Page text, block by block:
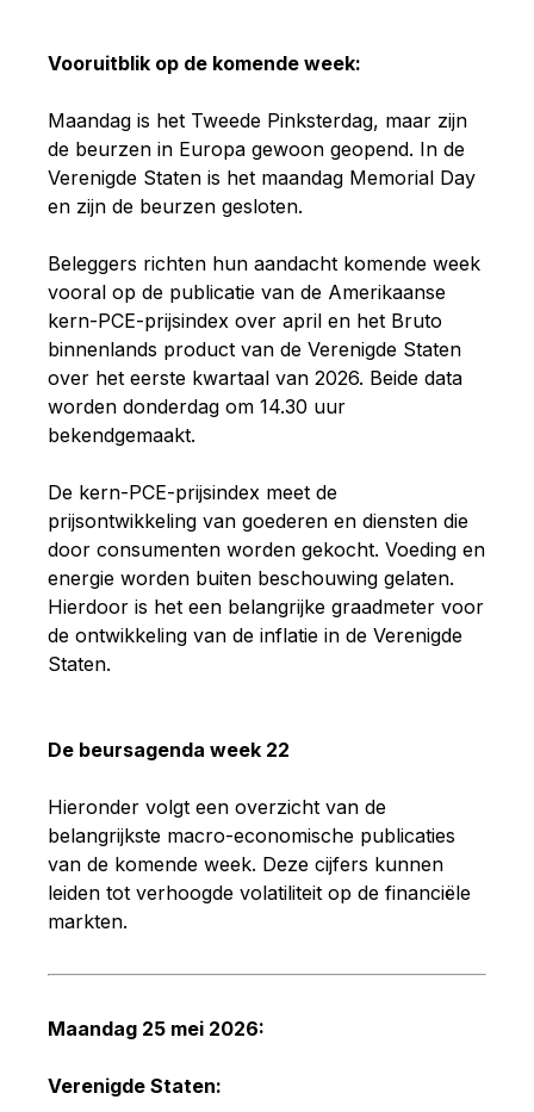
Vooruitblik op de komende week:
Maandag is het Tweede Pinksterdag, maar zijn
de beurzen in Europa gewoon geopend. In de
Verenigde Staten is het maandag Memorial Day
en zijn de beurzen gesloten.
Beleggers richten hun aandacht komende week
vooral op de publicatie van de Amerikaanse
kern-PCE-prijsindex over april en het Bruto
binnenlands product van de Verenigde Staten
over het eerste kwartaal van 2026. Beide data
worden donderdag om 14.30 uur
bekendgemaakt.
De kern-PCE-prijsindex meet de
prijsontwikkeling van goederen en diensten die
door consumenten worden gekocht. Voeding en
energie worden buiten beschouwing gelaten.
Hierdoor is het een belangrijke graadmeter voor
de ontwikkeling van de inflatie in de Verenigde
Staten.
De beursagenda week 22
Hieronder volgt een overzicht van de
belangrijkste macro-economische publicaties
van de komende week. Deze cijfers kunnen
leiden tot verhoogde volatiliteit op de financiële
markten.
Maandag 25 mei 2026:
Verenigde Staten: